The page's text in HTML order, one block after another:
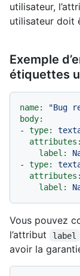
utilisateur,
utilisateur doit
Exemple
étiquettes
name:
"Bug
body:
-
type:
attributes:
label:
-
type:
attributes:
label:
Vous pouvez
l’attribut
label
avoir la